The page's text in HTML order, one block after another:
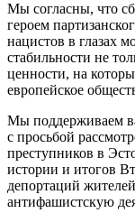
Мы согласны, что
героем
нацистов в глазах
стабильности не
ценности, на
европейское
Мы поддерживаем
с просьбой
преступников в
истории и итогов
депортаций
антифашистскую